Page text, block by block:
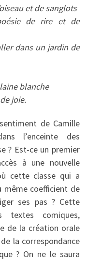
et de sanglots
de rire et de
dans un jardin de
blanche
joie.
de Camille
l’enceinte des
? Est-ce un premier
à une nouvelle
cette classe qui a
même coefficient de
ses pas ? Cette
textes comiques,
de la création orale
la correspondance
? On ne le saura